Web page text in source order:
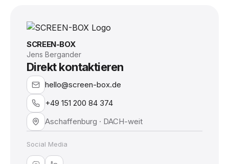
SCREEN-BOX
Jens Bergander
Direkt kontaktieren
hello@screen-box.de
+49 151 200 84 374
Aschaffenburg · DACH-weit
Social Media